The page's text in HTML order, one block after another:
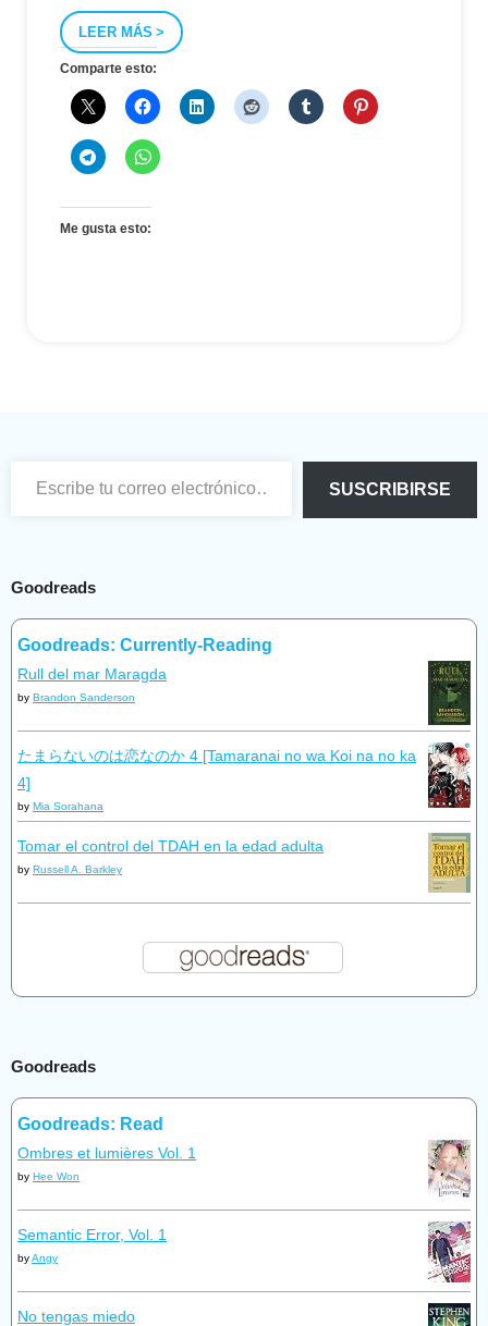
LEER MÁS
Comparte esto:
Me gusta esto:
SUSCRIBIRSE
Goodreads
Goodreads: Currently-Reading
Rull del mar Maragda
by Brandon Sanderson
たまらないのは恋なのか 4 [Tamaranai no wa Koi na no ka
4]
by Mia Sorahana
Tomar el control del TDAH en la edad adulta
by Russell A. Barkley
Goodreads
Goodreads: Read
Ombres et lumières Vol. 1
by Hee Won
Semantic Error, Vol. 1
byAngy
No tengas miedo